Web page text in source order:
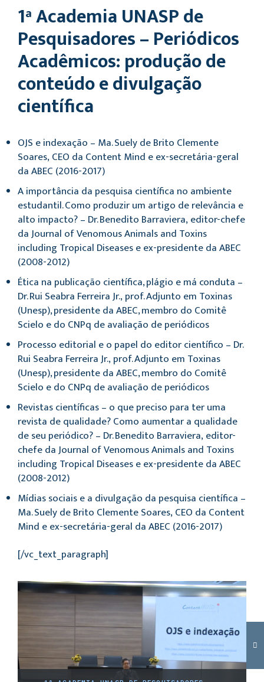
1ª Academia UNASP de
Pesquisadores – Periódicos
Acadêmicos: produção de
conteúdo e divulgação
científica
OJS e indexação – Ma. Suely de Brito Clemente
Soares, CEO da Content Mind e ex-secretária-geral
da ABEC (2016-2017)
A importância da pesquisa científica no ambiente
estudantil. Como produzir um artigo de relevância e
alto impacto? – Dr. Benedito Barraviera, editor-chefe
da Journal of Venomous Animals and Toxins
including Tropical Diseases e ex-presidente da ABEC
(2008-2012)
Ética na publicação científica, plágio e má conduta –
Dr. Rui Seabra Ferreira Jr., prof. Adjunto em Toxinas
(Unesp), presidente da ABEC, membro do Comitê
Scielo e do CNPq de avaliação de periódicos
Processo editorial e o papel do editor científico – Dr.
Rui Seabra Ferreira Jr., prof. Adjunto em Toxinas
(Unesp), presidente da ABEC, membro do Comitê
Scielo e do CNPq de avaliação de periódicos
Revistas científicas – o que preciso para ter uma
revista de qualidade? Como aumentar a qualidade
de seu periódico? – Dr. Benedito Barraviera, editor-
chefe da Journal of Venomous Animals and Toxins
including Tropical Diseases e ex-presidente da ABEC
(2008-2012)
Mídias sociais e a divulgação da pesquisa científica –
Ma. Suely de Brito Clemente Soares, CEO da Content
Mind e ex-secretária-geral da ABEC (2016-2017)
[/vc_text_paragraph]